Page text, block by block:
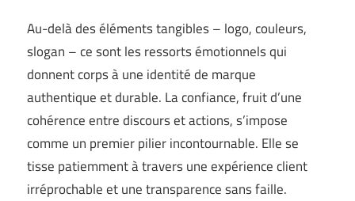
Au-delà des éléments tangibles – logo, couleurs,
slogan – ce sont les ressorts émotionnels qui
donnent corps à une identité de marque
authentique et durable. La confiance, fruit d’une
cohérence entre discours et actions, s’impose
comme un premier pilier incontournable. Elle se
tisse patiemment à travers une expérience client
irréprochable et une transparence sans faille.